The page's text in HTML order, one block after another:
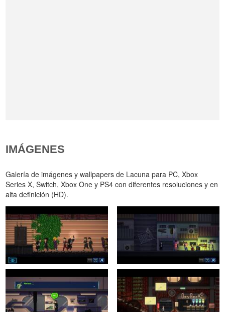
IMÁGENES
Galería de imágenes y wallpapers de Lacuna para PC, Xbox
Series X, Switch, Xbox One y PS4 con diferentes resoluciones y en
alta definición (HD).